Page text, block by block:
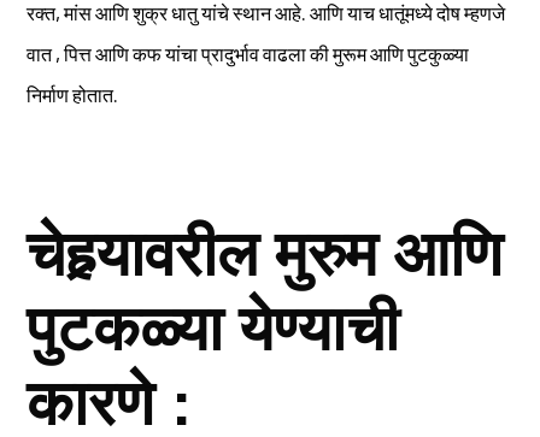
रक्त, मांस आणि शुक्र धातु यांचे स्थान आहे. आणि याच धातूंमध्ये दोष म्हणजे
वात , पित्त आणि कफ यांचा प्रादुर्भाव वाढला की मुरूम आणि पुटकुळ्या
निर्माण होतात.
चेहर्‍यावरील मुरुम आणि
पुटकळ्या येण्याची
कारणे :